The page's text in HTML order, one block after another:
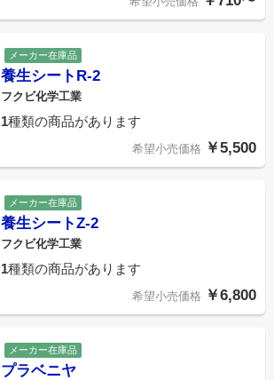
メーカー在庫品
養生シートR-2
フクビ化学工業
1種類の商品があります
希望小売価格 ￥5,500
メーカー在庫品
養生シートZ-2
フクビ化学工業
1種類の商品があります
希望小売価格 ￥6,800
メーカー在庫品
プラベニヤ